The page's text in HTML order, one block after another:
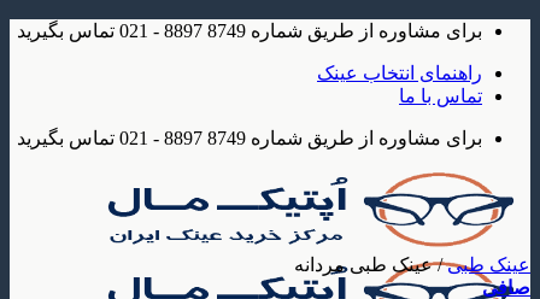
content
برای مشاوره از طریق شماره 8749 8897 - 021 تماس بگیرید
راهنمای انتخاب عینک
تماس با ما
برای مشاوره از طریق شماره 8749 8897 - 021 تماس بگیرید
عینک طبی /عینک طبی مردانه
صافی